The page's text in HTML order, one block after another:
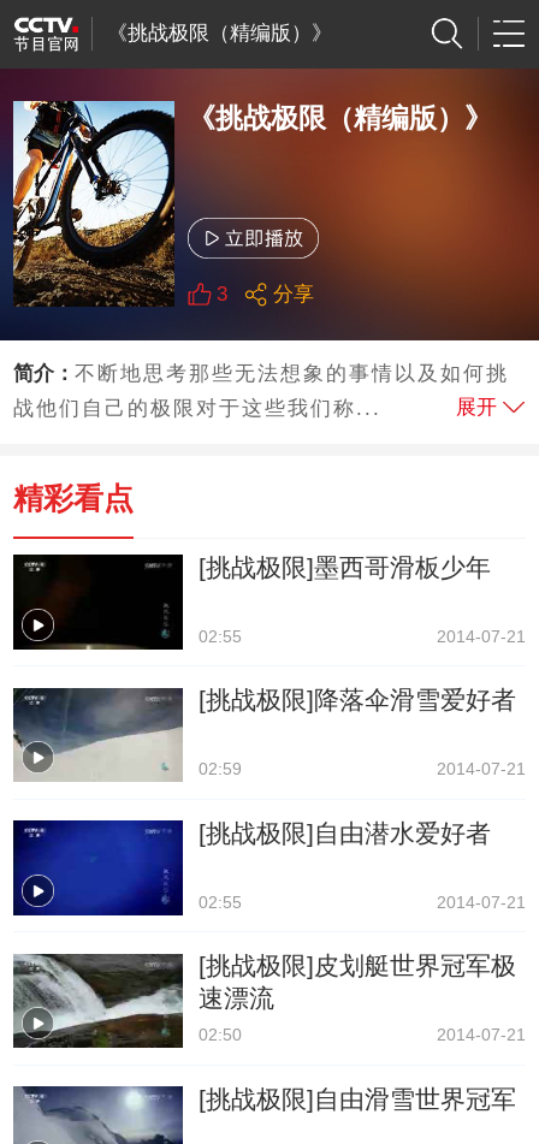
《挑战极限（精编版）》
《挑战极限（精编版）》
3 分享
简介：不断地思考那些无法想象的事情以及如何挑
战他们自己的极限对于这些我们称...
展开
精彩看点
[挑战极限]墨西哥滑板少年
02:55 2014-07-21
[挑战极限]降落伞滑雪爱好者
02:59 2014-07-21
[挑战极限]自由潜水爱好者
02:55 2014-07-21
[挑战极限]皮划艇世界冠军极
速漂流
02:50 2014-07-21
[挑战极限]自由滑雪世界冠军